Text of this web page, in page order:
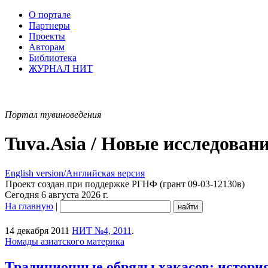
О портале
Партнеры
Проекты
Авторам
Библиотека
ЖУРНАЛ НИТ
Портал тувиноведения
Tuva.Asia / Новые
English version/Английская версия
Проект создан при поддержке РГНФ (грант 09-03-12130в)
Сегодня 6 августа 2026 г.
На главную |
14 декабря 2011 НИТ №4, 2011 .
Номады азиатского материка